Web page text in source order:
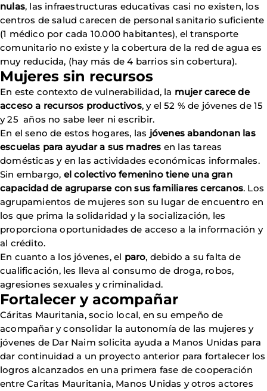
nulas, las infraestructuras educativas casi no existen, los
centros de salud carecen de personal sanitario suficiente
(1 médico por cada 10.000 habitantes), el transporte
comunitario no existe y la cobertura de la red de agua es
muy reducida, (hay más de 4 barrios sin cobertura).
Mujeres sin recursos
En este contexto de vulnerabilidad, la mujer carece de
acceso a recursos productivos, y el 52 % de jóvenes de 15
y 25 años no sabe leer ni escribir.
En el seno de estos hogares, las jóvenes abandonan las
escuelas para ayudar a sus madres en las tareas
domésticas y en las actividades económicas informales.
Sin embargo, el colectivo femenino tiene una gran
capacidad de agruparse con sus familiares cercanos. Los
agrupamientos de mujeres son su lugar de encuentro en
los que prima la solidaridad y la socialización, les
proporciona oportunidades de acceso a la información y
al crédito.
En cuanto a los jóvenes, el paro, debido a su falta de
cualificación, les lleva al consumo de droga, robos,
agresiones sexuales y criminalidad.
Fortalecer y acompañar
Cáritas Mauritania, socio local, en su empeño de
acompañar y consolidar la autonomía de las mujeres y
jóvenes de Dar Naim solicita ayuda a Manos Unidas para
dar continuidad a un proyecto anterior para fortalecer los
logros alcanzados en una primera fase de cooperación
entre Caritas Mauritania, Manos Unidas y otros actores